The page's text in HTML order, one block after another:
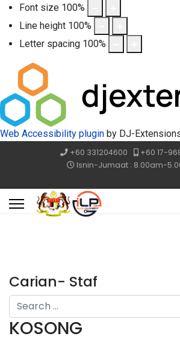
Font size 100%
Line height 100%
Letter spacing 100%
Web Accessibility plugin by DJ-
+60 331204600
+60 17-
Isnin-Jumaat : 8.00am-
Carian- Staf
Search
Type 2 or more characters for
KOSONG